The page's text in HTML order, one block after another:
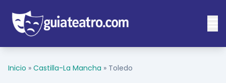
Inicio » Castilla-La Mancha » Toledo